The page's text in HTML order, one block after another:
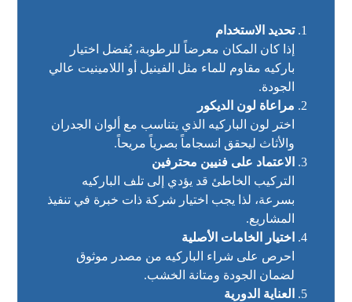
تحديد الاستخدام
إذا كان المكان معرضاً للرطوبة، يُفضل اختيار
باركيه مقاوم للماء مثل الفينيل أو اللامينيت عالي
الجودة.
مراعاة لون الديكور
اختر لون الباركيه الذي يتناسب مع ألوان الجدران
والأثاث ليحقق انسجاماً بصرياً مريحاً.
الاعتماد على فنيين محترفين
التركيب الخاطئ قد يؤدي إلى تلف الباركيه
بسرعة، لذا يجب اختيار شركة ذات خبرة في تنفيذ
المشاريع.
اختيار الخامات الأصلية
احرص على شراء الباركيه من مصدر موثوق
لضمان الجودة ومتانة الخشب.
العناية الدورية